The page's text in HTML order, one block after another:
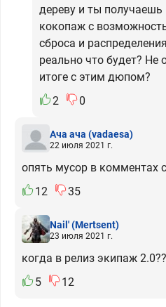
дереву и ты
кокопаж с
сброса и
реально что будет?
итоге с этим дюпом?
2
0
Ача ача (vadaesa)
22 июля 2021 г.
опять мусор в комментах
12
35
Nail'(Mertsent)
23 июля 2021 г.
когда в релиз экипаж
5
12